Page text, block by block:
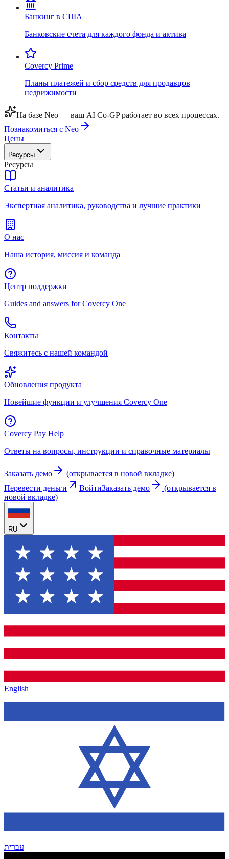
Банкинг в США
Банковские счета для каждого фонда и актива
Covercy Prime
Планы платежей и сбор средств для продавцов
недвижимости
На базе Neo — ваш AI Co-GP работает во всех процессах.
Познакомиться с Neo
Цены
Ресурсы
Ресурсы
Статьи и аналитика
Экспертная аналитика, руководства и лучшие практики
О нас
Наша история, миссия и команда
Центр поддержки
Guides and answers for Covercy One
Контакты
Свяжитесь с нашей командой
Обновления продукта
Новейшие функции и улучшения Covercy One
Covercy Pay Help
Ответы на вопросы, инструкции и справочные материалы
Заказать демо (открывается в новой вкладке)
Перевести деньги
ВойтиЗаказать демо (открывается в
новой вкладке)
RU
English
עברית